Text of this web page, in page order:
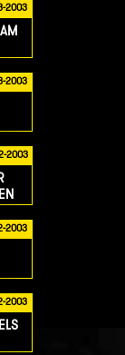
2003
2003
2003
2003
2003